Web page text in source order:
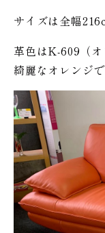
サイズは全幅
革色はK-609（オ
綺麗なオレンジで